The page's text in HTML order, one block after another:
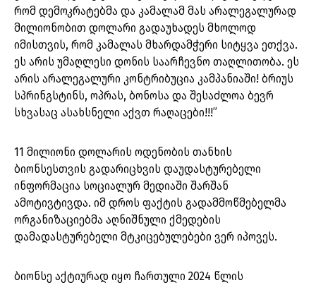
რომ დემოკრატებმა და კამალამ მას არალეგალურად
მილიონობით დოლარი გადაუხადეს მხოლოდ
იმისთვის, რომ კამალას მხარდამჭერი სიტყვა ეთქვა.
ეს არის უმაღლესი დონის საარჩევნო თაღლითობა. ეს
არის არალეგალური კონტრიბუცია კამპანიაში! ბრიუს
სპრინგსტინს, ოპრას, ბონოსა და შესაძლოა ბევრ
სხვასაც ასახსნელი აქვთ რაღაცები!!!”
11 მილიონი დოლარის ოდენობის თანხის
ბიონსესთვის გადარიცხვის დაუდასტურებელი
ინფორმაცია სოციალურ მედიაში შარშან
ამოტივტივდა. იმ დროს ფაქტის გადამმოწმებელმა
ორგანიზაციებმა აღნიშნული ქმედების
დამადასტურებელი მტკიცებულებები ვერ იპოვეს.
ბიონსე აქტიურად იყო ჩართული 2024 წლის